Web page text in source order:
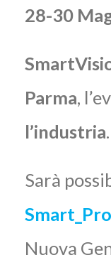
28-30
Parma,
l’industria.
Sarà
Nuova